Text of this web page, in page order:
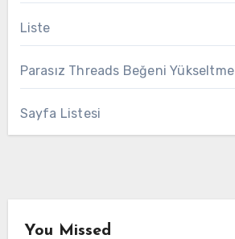
Liste
Parasız Threads Beğeni Yükseltme
Sayfa Listesi
You Missed